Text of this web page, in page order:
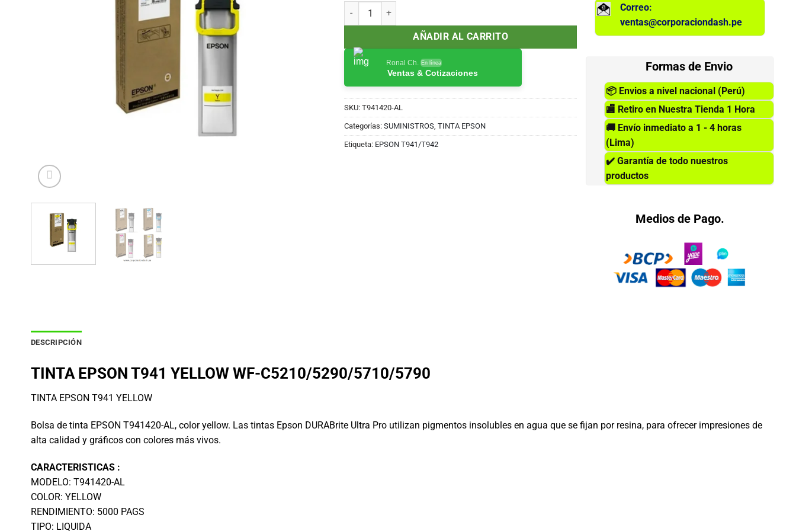
S/230.00.S/200.00.
TINTA EPSON T941 YELLOW WF-C5210/5290/5710/5790 cantidad
AÑADIR AL CARRITO
Ronal Ch. En línea
Ventas & Cotizaciones
SKU:T941420-AL
Categorías:SUMINISTROS,TINTA EPSON
Etiqueta: EPSON T941/T942
Correo:
ventas@corporaciondash.pe
Formas de Envio
📦 Envios a nivel nacional (Perú)
🏬 Retiro en Nuestra Tienda 1 Hora
🚚 Envío inmediato a 1 - 4 horas
(Lima)
✔️ Garantía de todo nuestros
productos
Medios de Pago.
DESCRIPCIÓN
TINTA EPSON T941 YELLOW WF-C5210/5290/5710/5790
TINTA EPSON T941 YELLOW
Bolsa de tinta EPSON T941420-AL, color yellow. Las tintas Epson DURABrite Ultra Pro utilizan pigmentos insolubles en agua que se fijan por resina, para ofrecer impresiones de
alta calidad y gráficos con colores más vivos.
CARACTERISTICAS :
MODELO: T941420-AL
COLOR: YELLOW
RENDIMIENTO: 5000 PAGS
TIPO: LIQUIDA